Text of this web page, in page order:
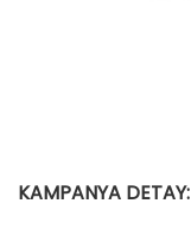
KAMPANYA DETAY: